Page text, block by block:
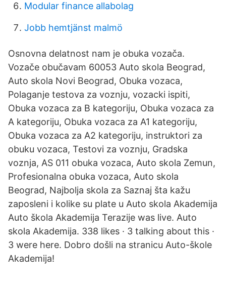
Modular finance allabolag
Jobb hemtjänst malmö
Osnovna delatnost nam je obuka vozača.
Vozače obučavam 60053 Auto skola Beograd,
Auto skola Novi Beograd, Obuka vozaca,
Polaganje testova za voznju, vozacki ispiti,
Obuka vozaca za B kategoriju, Obuka vozaca za
A kategoriju, Obuka vozaca za A1 kategoriju,
Obuka vozaca za A2 kategoriju, instruktori za
obuku vozaca, Testovi za voznju, Gradska
voznja, AS 011 obuka vozaca, Auto skola Zemun,
Profesionalna obuka vozaca, Auto skola
Beograd, Najbolja skola za Saznaj šta kažu
zaposleni i kolike su plate u Auto skola Akademija
Auto škola Akademija Terazije was live. Auto
skola Akademija. 338 likes · 3 talking about this ·
3 were here. Dobro došli na stranicu Auto-škole
Akademija!